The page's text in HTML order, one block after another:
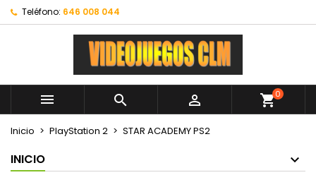
Teléfono: 646 008 044
   shopping_cart0
Inicio PlayStation 2 STAR ACADEMY PS2
INICIO